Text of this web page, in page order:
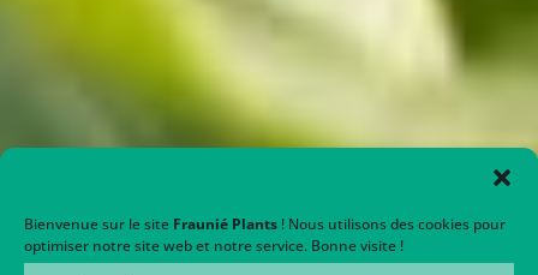
Bienvenue sur le site Fraunié Plants ! Nous utilisons des cookies pour
optimiser notre site web et notre service. Bonne visite !